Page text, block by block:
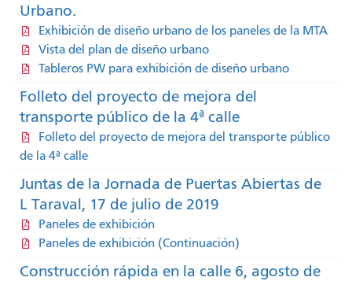
Urbano.
Exhibición de diseño urbano de los paneles de la MTA
Vista del plan de diseño urbano
Tableros PW para exhibición de diseño urbano
Folleto del proyecto de mejora del
transporte público de la 4ª calle
Folleto del proyecto de mejora del transporte público
de la 4ª calle
Juntas de la Jornada de Puertas Abiertas de
L Taraval, 17 de julio de 2019
Paneles de exhibición
Paneles de exhibición (Continuación)
Construcción rápida en la calle 6, agosto de